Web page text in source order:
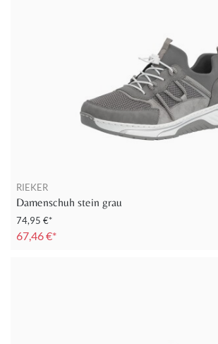
RIEKER
Damenschuh stein grau
74,95 €*
67,46 €*